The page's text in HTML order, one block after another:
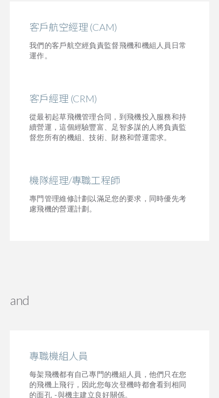
客戶航空經理 (CAM)
我們的客戶航空經負責監督飛機和機組人員日常
運作。
客戶經理 (CRM)
從最初起草飛機管理合同，到飛機投入服務和持
續營運，這個經驗豐富、足智多謀的人將負責監
督您所有的機組、技術、財務和營運需求。
機隊經理/專職工程師
專門管理維修計劃以滿足您的要求，同時優先考
慮飛機的營運計劃。
and
專職機組人員
每架飛機都有自己專門的機組人員，他們只在您
的飛機上飛行，因此您每次登機時都會看到相同
的面孔 -與機主建立良好關係。